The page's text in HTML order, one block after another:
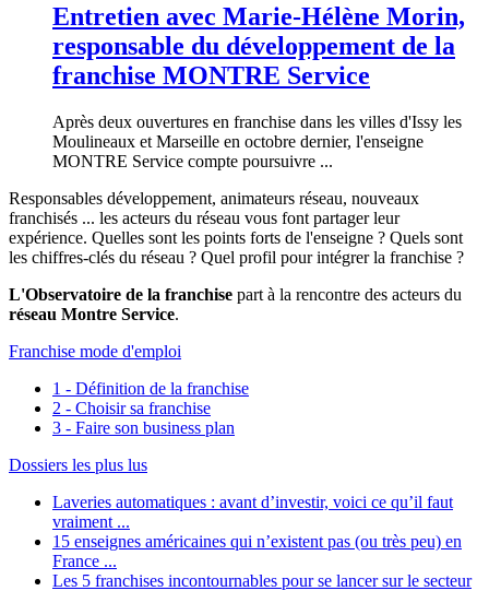
Entretien avec Marie-Hélène Morin,
responsable du développement de la
franchise MONTRE Service
Après deux ouvertures en franchise dans les villes d'Issy les
Moulineaux et Marseille en octobre dernier, l'enseigne
MONTRE Service compte poursuivre ...
Responsables développement, animateurs réseau, nouveaux
franchisés ... les acteurs du réseau vous font partager leur
expérience. Quelles sont les points forts de l'enseigne ? Quels sont
les chiffres-clés du réseau ? Quel profil pour intégrer la franchise ?
L'Observatoire de la franchise part à la rencontre des acteurs du
réseau Montre Service.
Franchise mode d'emploi
1 - Définition de la franchise
2 - Choisir sa franchise
3 - Faire son business plan
Dossiers les plus lus
Laveries automatiques : avant d’investir, voici ce qu’il faut
vraiment ...
15 enseignes américaines qui n’existent pas (ou très peu) en
France ...
Les 5 franchises incontournables pour se lancer sur le secteur